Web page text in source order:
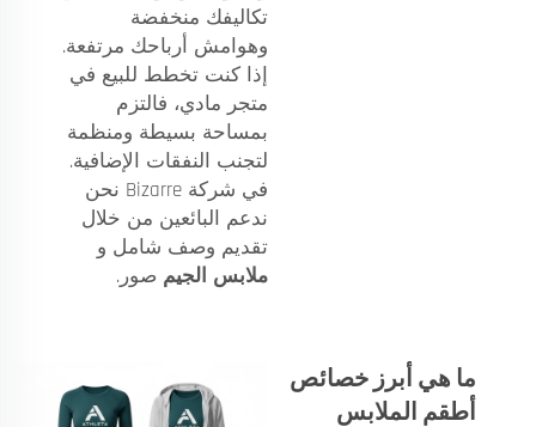
تكاليفك منخفضة
وهوامش أرباحك مرتفعة.
إذا كنت تخطط للبيع في
متجر مادي، فالتزم
بمساحة بسيطة ومنظمة
لتجنب النفقات الإضافية.
في شركة Bizarre نحن
ندعم البائعين من خلال
تقديم وصف شامل و
ملابس الجيم صور.
ما هي أبرز خصائص
أطقم الملابس